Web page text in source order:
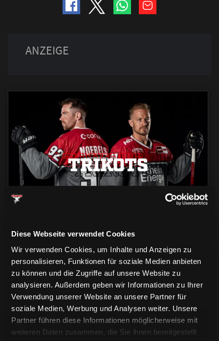
Diese Webseite verwendet Cookies
Wir verwenden Cookies, um Inhalte und Anzeigen zu
personalisieren, Funktionen für soziale Medien anbieten
zu können und die Zugriffe auf unsere Website zu
analysieren. Außerdem geben wir Informationen zu Ihrer
Verwendung unserer Website an unsere Partner für
soziale Medien, Werbung und Analysen weiter. Unsere
Partner führen diese Informationen möglicherweise mit
weiteren Daten zusammen, die Sie ihnen bereitgestellt
TRIKOTS
TRIKOTS
TRIKOTS
CAPS & CO
CAPS & CO
CAPS & CO